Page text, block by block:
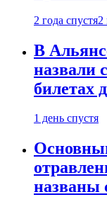
2 года спустя2
В
назвали
билетах
1 день спустя
названы